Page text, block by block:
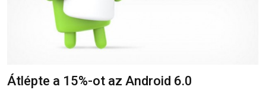
Átlépte a 15%-ot az Android 6.0